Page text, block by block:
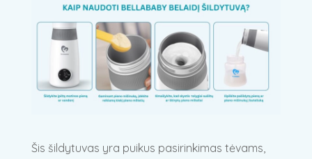
Šis šildytuvas yra puikus pasirinkimas tėvams,